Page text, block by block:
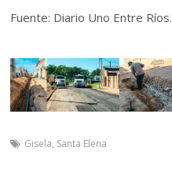
Fuente: Diario Uno Entre Ríos.
Gisela, Santa Elena